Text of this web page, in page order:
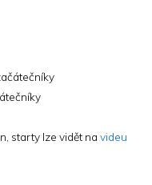
starty lze vidět na videu